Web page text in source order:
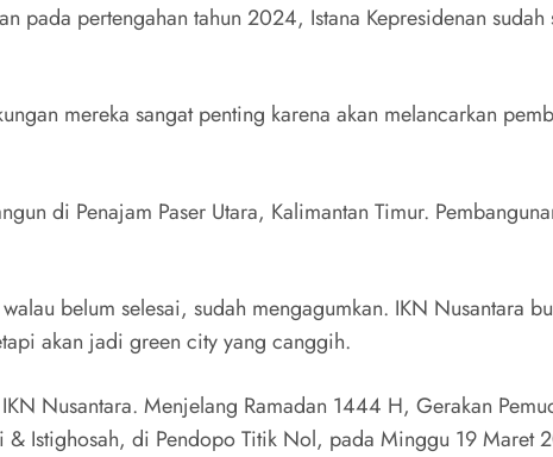
pada pertengahan tahun 2024, Istana Kepresidenan
mereka sangat penting karena akan melancarkan
di Penajam Paser Utara, Kalimantan Timur.
belum selesai, sudah mengagumkan. IKN Nusantara
akan jadi green city yang canggih.
Nusantara. Menjelang Ramadan 1444 H, Gerakan
& Istighosah, di Pendopo Titik Nol, pada Minggu 19 Maret